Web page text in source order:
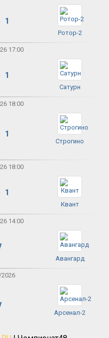
1
Ротор-2
17:00
1
Сатурн
18:00
1
Строгино
18:00
1
Квант
14:00
Авангард
Арсенал-2